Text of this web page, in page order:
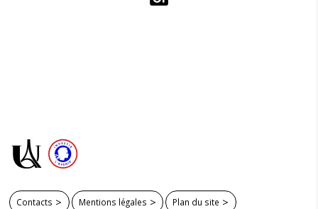
Contacts Mentions légales Plan du site